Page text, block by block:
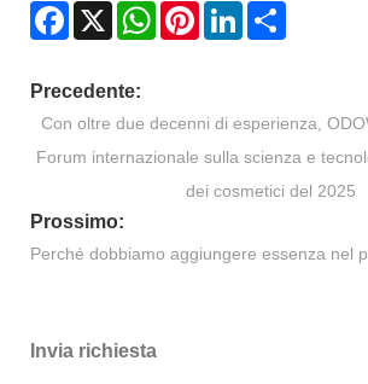
Facebook
X WhatsAppPinterestLinkedIn
Precedente:
​Con oltre due decenni di esperienza,
Forum internazionale sulla scienza e
dei cosmetici del 2025
Prossimo:
Perché dobbiamo aggiungere essenza nel
Invia richiesta